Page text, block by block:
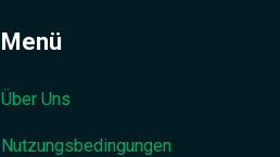
Menü
Über Uns
Nutzungsbedingungen